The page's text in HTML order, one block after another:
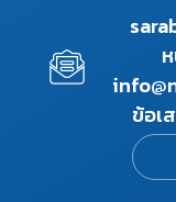
ข้อเ